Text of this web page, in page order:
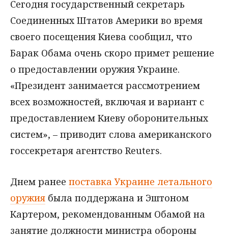
Сегодня государственный секретарь
Соединенных Штатов Америки во время
своего посещения Киева сообщил, что
Барак Обама очень скоро примет решение
о предоставлении оружия Украине.
«Президент занимается рассмотрением
всех возможностей, включая и вариант с
предоставлением Киеву оборонительных
систем», – приводит слова американского
госсекретаря агентство Reuters.
Днем ранее поставка Украине летального
оружия была поддержана и Эштоном
Картером, рекомендованным Обамой на
занятие должности министра обороны